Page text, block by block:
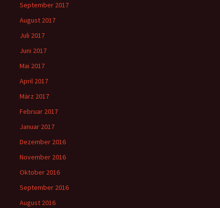
September 2017
August 2017
Juli 2017
Juni 2017
Mai 2017
April 2017
März 2017
Februar 2017
Januar 2017
Dezember 2016
November 2016
Oktober 2016
September 2016
August 2016